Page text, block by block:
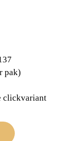
pak)
clickvariant